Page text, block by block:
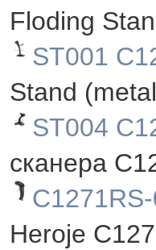
Floding
ST001
Stand
ST004
сканера
Heroje